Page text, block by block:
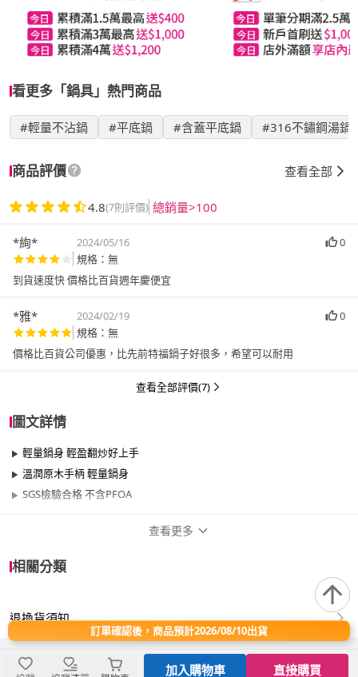
看更多「鍋具」熱門商品
#輕量不沾鍋 #平底鍋 #含蓋平底鍋 #316不鏽鋼湯鍋
商品評價 查看全部
4.8(7則評價) 總銷量>100
*絢* 2024/05/16
0
規格：無
到貨速度快 價格比百貨週年慶便宜
*雅* 2024/02/19
0
規格：無
價格比百貨公司優惠，比先前特福鍋子好很多，希望可以耐用
查看全部評價(7)
圖文詳情
輕量鍋身 輕盈翻炒好上手
溫潤原木手柄 輕量鍋身
SGS檢驗合格 不含PFOA
尺寸 30cm~34cm
材質 其他合金
查看更多
相關分類
退換貨須知
訂單確認後，商品預計2026/08/10出貨
加入購物車 直接購買